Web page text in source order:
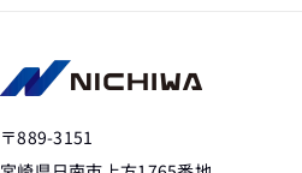
は、合理的な範囲で速やかに対応を
し、採用判断に関わる情報の開示に
せん。 当社の採用エントリーに関
についての苦情、ご相談は、お手数
〒889-3151